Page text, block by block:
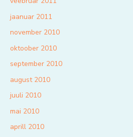
jaanuar 2011
november 2010
oktoober 2010
september 2010
august 2010
juuli 2010
mai 2010
aprill 2010